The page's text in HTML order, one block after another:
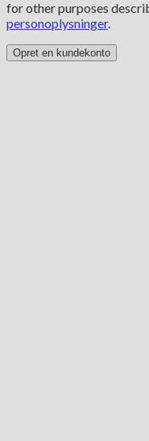
for other purposes
personoplysninger.
Opret en kundekonto